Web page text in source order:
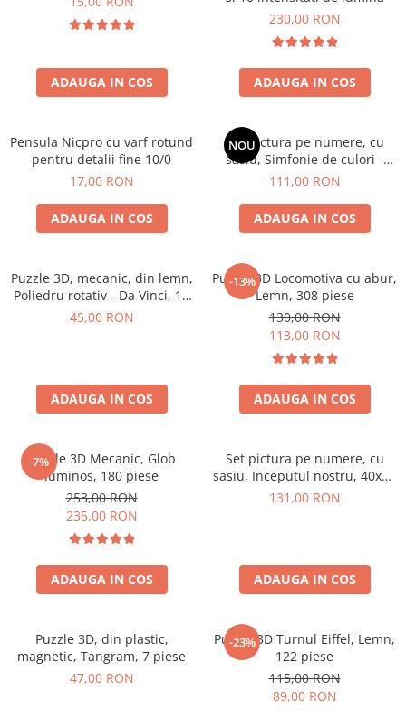
ADAUGA IN COS
230,00 RON
ADAUGA IN COS
Pensula Nicpro cu varf rotund
pentru detalii fine 10/0
17,00 RON
ADAUGA IN COS
NOU
Set pictura pe numere, cu
sasiu, Simfonie de culori -
vopsele metalizate, 40x50 cm
111,00 RON
ADAUGA IN COS
Puzzle 3D, mecanic, din lemn,
Poliedru rotativ - Da Vinci, 11
piese
45,00 RON
ADAUGA IN COS
-13%
Puzzle 3D Locomotiva cu abur,
Lemn, 308 piese
130,00 RON
113,00 RON
ADAUGA IN COS
-7%
Puzzle 3D Mecanic, Glob
luminos, 180 piese
253,00 RON
235,00 RON
ADAUGA IN COS
Set pictura pe numere, cu
sasiu, Inceputul nostru, 40x50
cm
131,00 RON
ADAUGA IN COS
Puzzle 3D, din plastic,
magnetic, Tangram, 7 piese
47,00 RON
-23%
Puzzle 3D Turnul Eiffel, Lemn,
122 piese
115,00 RON
89,00 RON